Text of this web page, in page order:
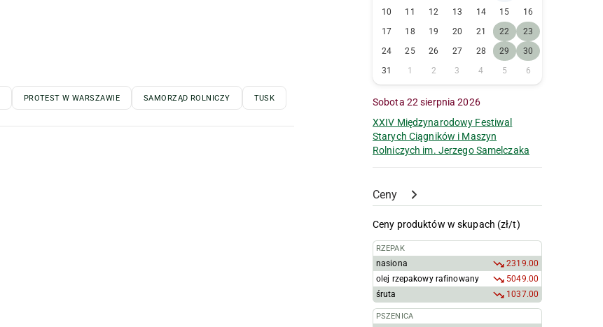
PROTEST W WARSZAWIE SAMORZĄD ROLNICZY TUSK
10
11 12 13 14 15
16
17
18 19 20 21 22
23
24
25 26 27 28 29
30
31
1 2 3 4 5 6
Sobota 22 sierpnia 2026
XXIV Międzynarodowy Festiwal
Starych Ciągników i Maszyn
Rolniczych im. Jerzego Samelczaka
Ceny
Ceny produktów w skupach (zł/t)
RZEPAK
nasiona
2319.00
olej rzepakowy rafinowany
5049.00
śruta
1037.00
PSZENICA